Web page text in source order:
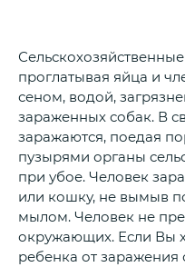
проглатывая яйца и
сеном, водой,
зараженных собак. В
заражаются, поедая
пузырями органы
при убое. Человек
или кошку, не вымыв
мылом. Человек не
окружающих. Если Вы
ребенка от